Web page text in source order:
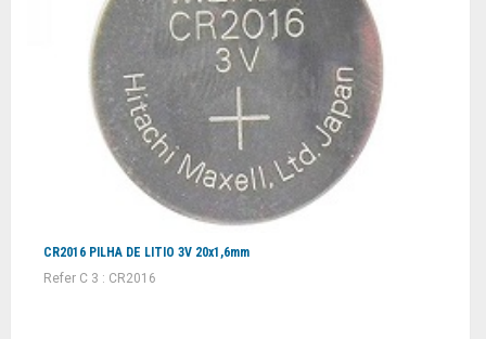
CR2016 PILHA DE LITIO 3V 20x1,6mm
Refer C 3 : CR2016